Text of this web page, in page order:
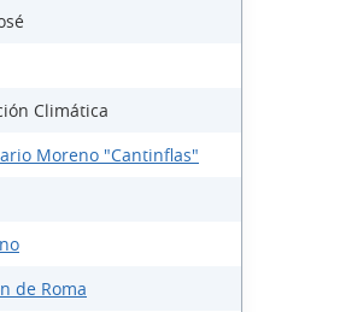
Climática
Moreno "Cantinflas"
de Roma